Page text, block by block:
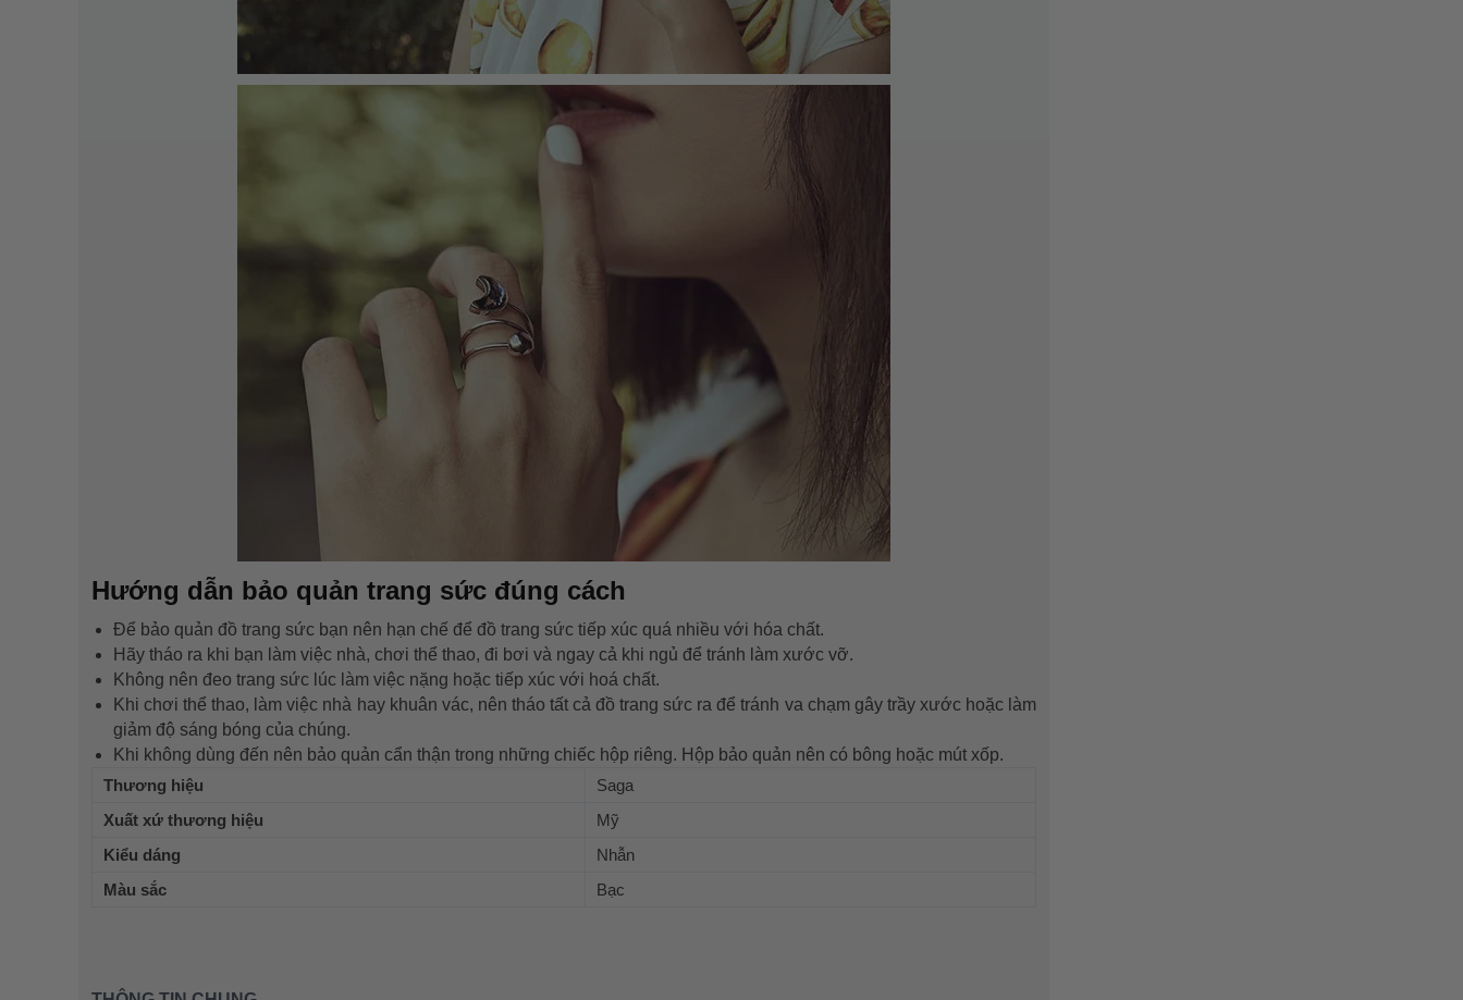
Hướng dẫn bảo quản trang sức đúng cách
Để bảo quản đồ trang sức bạn nên hạn chế để đồ trang sức tiếp xúc quá nhiều với hóa chất.
Hãy tháo ra khi bạn làm việc nhà, chơi thể thao, đi bơi và ngay cả khi ngủ để tránh làm xước vỡ.
Không nên đeo trang sức lúc làm việc nặng hoặc tiếp xúc với hoá chất.
Khi chơi thể thao, làm việc nhà hay khuân vác, nên tháo tất cả đồ trang sức ra để tránh va chạm gây trầy xước hoặc làm
giảm độ sáng bóng của chúng.
Khi không dùng đến nên bảo quản cẩn thận trong những chiếc hộp riêng. Hộp bảo quản nên có bông hoặc mút xốp.
Thương hiệu
Saga
Xuất xứ thương hiệu
Mỹ
Kiểu dáng
Nhẫn
Màu sắc
Bạc